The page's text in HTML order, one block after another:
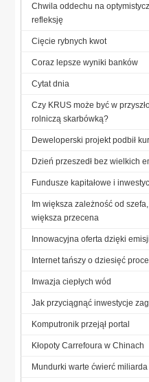
Chwila oddechu na
refleksję
Cięcie rybnych kwot
Coraz lepsze wyniki banków
Cytat dnia
Czy KRUS może być w
rolniczą skarbówką?
Deweloperski projekt podbił
Dzień przeszedł bez wielkich
Fundusze kapitałowe i
Im większa zależność od
większa przecena
Innowacyjna oferta dzięki
Internet tańszy o dziesięć
Inwazja ciepłych wód
Jak przyciągnąć inwestycje
Komputronik przejął portal
Kłopoty Carrefoura w Chinach
Mundurki warte ćwierć miliarda